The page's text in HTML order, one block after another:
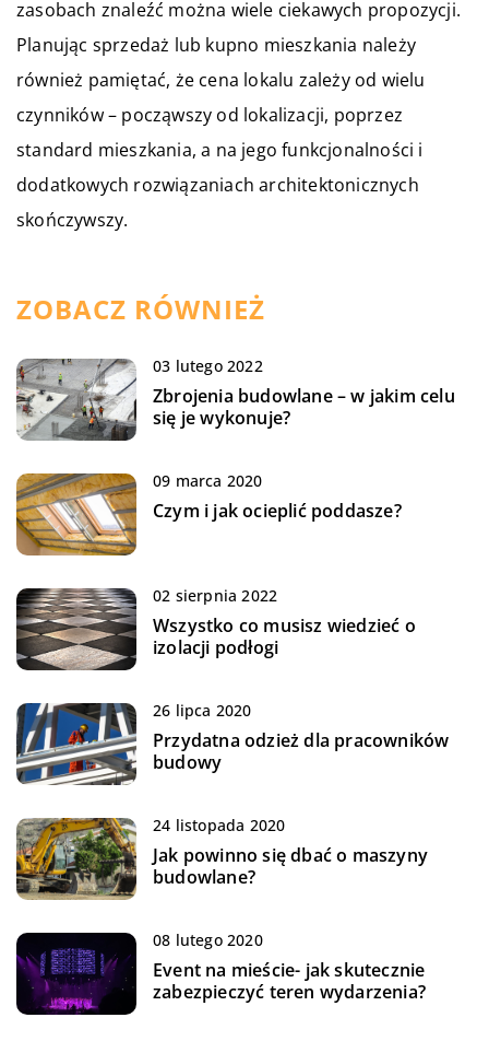
zasobach znaleźć można wiele ciekawych propozycji.
Planując sprzedaż lub kupno mieszkania należy
również pamiętać, że cena lokalu zależy od wielu
czynników – począwszy od lokalizacji, poprzez
standard mieszkania, a na jego funkcjonalności i
dodatkowych rozwiązaniach architektonicznych
skończywszy.
ZOBACZ RÓWNIEŻ
03 lutego 2022
Zbrojenia budowlane – w jakim celu
się je wykonuje?
09 marca 2020
Czym i jak ocieplić poddasze?
02 sierpnia 2022
Wszystko co musisz wiedzieć o
izolacji podłogi
26 lipca 2020
Przydatna odzież dla pracowników
budowy
24 listopada 2020
Jak powinno się dbać o maszyny
budowlane?
08 lutego 2020
Event na mieście- jak skutecznie
zabezpieczyć teren wydarzenia?